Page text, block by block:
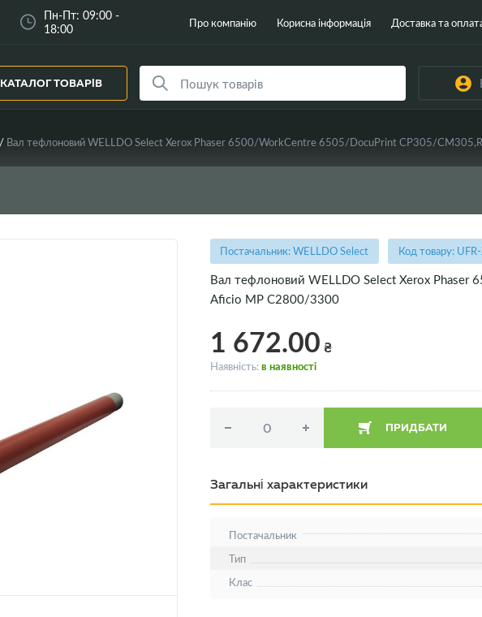
Пн-Пт: 09:00 -
18:00
Про компанію Корисна інформація Доставка та
КАТАЛОГ ТОВАРІВ
Вал тефлоновий WELLDO Select Xerox Phaser 6500/WorkCentre 6505/DocuPrint CP305/
Постачальник: WELLDO Select Код товару:
Вал тефлоновий WELLDO Select Xerox
Aficio MP C2800/3300
1 672.00 ₴
Наявність:в наявності
ПРИДБАТИ
Загальні характеристики
Постачальник
Тип
Клас